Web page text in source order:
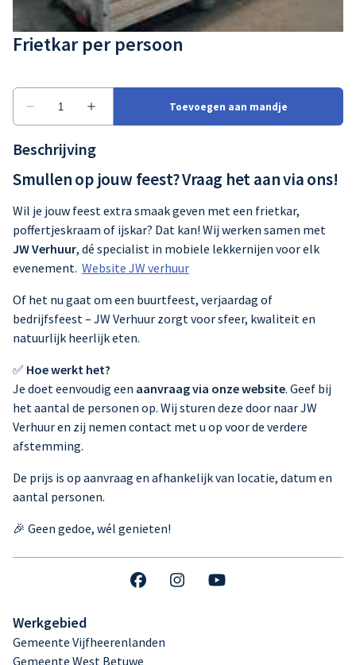
Frietkar per persoon
Beschrijving
Smullen op jouw feest? Vraag het aan via ons!
Wil je jouw feest extra smaak geven met een frietkar,
poffertjeskraam of ijskar? Dat kan! Wij werken samen met
JW Verhuur, dé specialist in mobiele lekkernijen voor elk
evenement. Website JW verhuur
Of het nu gaat om een buurtfeest, verjaardag of
bedrijfsfeest – JW Verhuur zorgt voor sfeer, kwaliteit en
natuurlijk heerlijk eten.
✅ Hoe werkt het?
Je doet eenvoudig een aanvraag via onze website. Geef bij
het aantal de personen op. Wij sturen deze door naar JW
Verhuur en zij nemen contact met u op voor de verdere
afstemming.
De prijs is op aanvraag en afhankelijk van locatie, datum en
aantal personen.
🎉 Geen gedoe, wél genieten!
Werkgebied
Gemeente Vijfheerenlanden
Gemeente West Betuwe